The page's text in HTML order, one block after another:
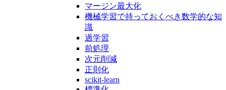
マージン最大化
機械学習で持っておくべき数学的な知
識
過学習
前処理
次元削減
正則化
scikit-learn